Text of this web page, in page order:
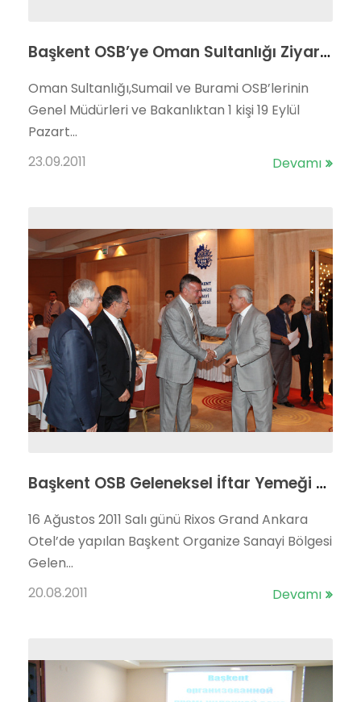
Başkent OSB’ye Oman Sultanlığı Ziyareti..
Oman Sultanlığı,Sumail ve Burami OSB’lerinin
Genel Müdürleri ve Bakanlıktan 1 kişi 19 Eylül
Pazart...
23.09.2011
Devamı
Başkent OSB Geleneksel İftar Yemeği Rixos Otel’de Gerçekleştirildi.
16 Ağustos 2011 Salı günü Rixos Grand Ankara
Otel’de yapılan Başkent Organize Sanayi Bölgesi
Gelen...
20.08.2011
Devamı